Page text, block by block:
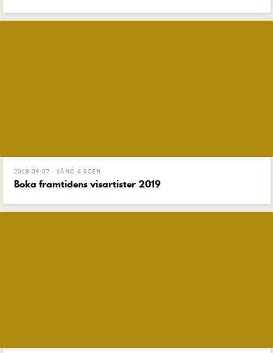
2018-09-07 - SÅNG & SCEN
Boka framtidens visartister 2019